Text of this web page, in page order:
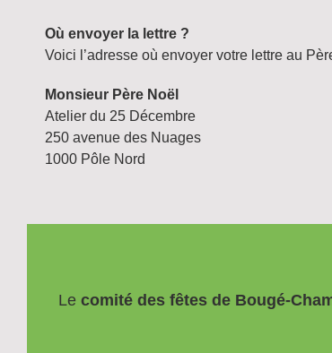
Où envoyer la lettre ?
Voici l’adresse où envoyer votre lettre au
Monsieur Père Noël
Atelier du 25 Décembre
250 avenue des Nuages
1000 Pôle Nord
Le comité des fêtes de Bougé-